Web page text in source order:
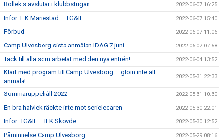
Bollekis avslutar i klubbstugan 2022-06-07 16:25
Inför: IFK Mariestad – TG&IF 2022-06-07 15:40
Förbud 2022-06-07 11:06
Camp Ulvesborg sista anmälan IDAG 7 juni 2022-06-07 07:58
Tack till alla som arbetat med den nya entrén! 2022-06-04 13:52
Klart med program till Camp Ulvesborg – glöm inte att
anmäla!
2022-05-31 22:33
Sommaruppehåll 2022 2022-05-31 10:30
En bra halvlek räckte inte mot serieledaren 2022-05-30 22:01
Inför: TG&IF – IFK Skövde 2022-05-30 12:52
Påminnelse Camp Ulvesborg 2022-05-29 08:16